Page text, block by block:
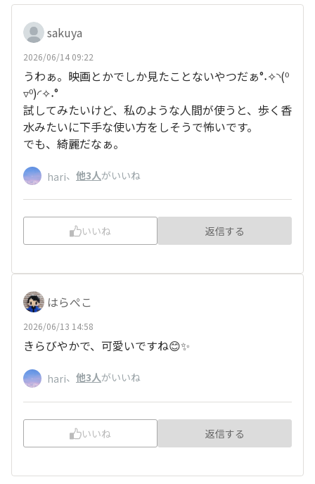
sakuya
2026/06/14 09:22
うわぁ。映画とかでしか見たことないやつだぁ°˖✧◝(⁰
▿⁰)◜✧˖°
試してみたいけど、私のような人間が使うと、歩く香
水みたいに下手な使い方をしそうで怖いです。
でも、綺麗だなぁ。
hari、 他3人がいいね
いいね 返信する
はらぺこ
2026/06/13 14:58
きらびやかで、可愛いですね😊✨
hari、 他3人がいいね
いいね 返信する